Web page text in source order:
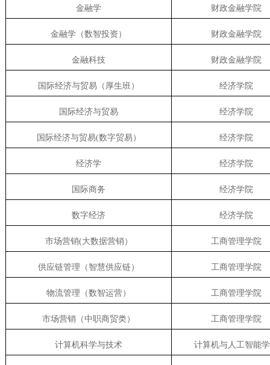
金融学 财政金融学院
金融学（数智投资） 财政金融学院
金融科技 财政金融学院
国际经济与贸易（厚生班） 经济学院
国际经济与贸易 经济学院
国际经济与贸易(数字贸易） 经济学院
经济学 经济学院
国际商务 经济学院
数字经济 经济学院
市场营销(大数据营销） 工商管理学院
供应链管理（智慧供应链） 工商管理学院
物流管理（数智运营） 工商管理学院
市场营销（中职商贸类） 工商管理学院
计算机科学与技术 计算机与人工智能